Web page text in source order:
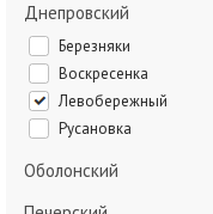
Днепровский
Березняки
Воскресенка
Левобережный
Русановка
Оболонский